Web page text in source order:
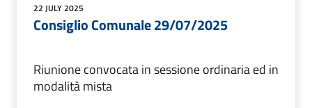
22 JULY 2025
Consiglio Comunale 29/07/2025
Riunione convocata in sessione ordinaria ed in
modalità mista